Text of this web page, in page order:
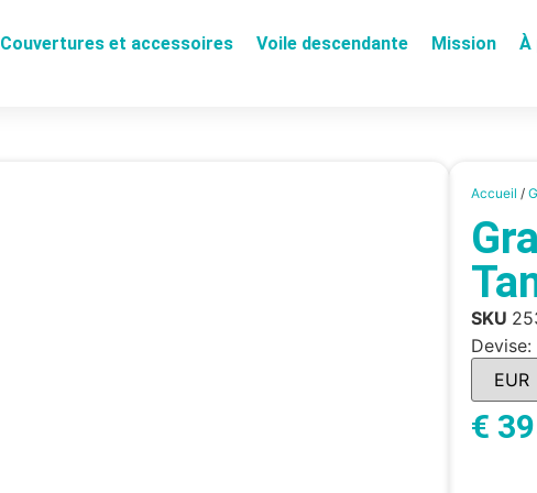
Couvertures et accessoires Voile descendante Mission À
Accueil /
SKU
Devise:
€